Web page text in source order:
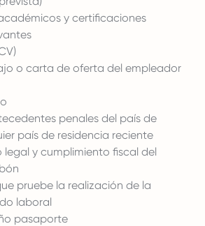
y certificaciones
o carta de oferta del empleador
penales del país de
país de residencia reciente
legal y cumplimiento fiscal del
pruebe la realización de la
laboral
pasaporte